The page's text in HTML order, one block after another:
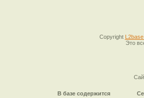
Copyright
Это
В базе содержится